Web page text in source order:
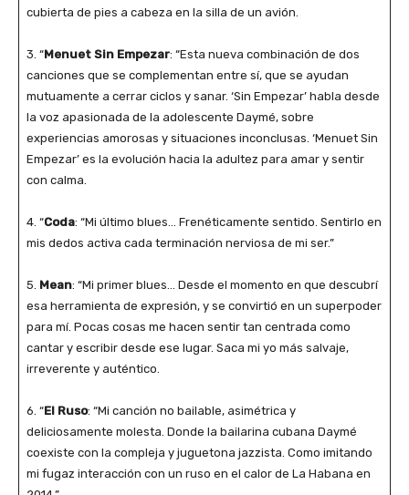
cubierta de pies a cabeza en la silla de un avión.
3. “Menuet Sin Empezar: “Esta nueva combinación de dos
canciones que se complementan entre sí, que se ayudan
mutuamente a cerrar ciclos y sanar. ‘Sin Empezar’ habla desde
la voz apasionada de la adolescente Daymé, sobre
experiencias amorosas y situaciones inconclusas. ‘Menuet Sin
Empezar’ es la evolución hacia la adultez para amar y sentir
con calma.
4. “Coda: “Mi último blues… Frenéticamente sentido. Sentirlo en
mis dedos activa cada terminación nerviosa de mi ser.”
5. Mean: “Mi primer blues… Desde el momento en que descubrí
esa herramienta de expresión, y se convirtió en un superpoder
para mí. Pocas cosas me hacen sentir tan centrada como
cantar y escribir desde ese lugar. Saca mi yo más salvaje,
irreverente y auténtico.
6. “El Ruso: “Mi canción no bailable, asimétrica y
deliciosamente molesta. Donde la bailarina cubana Daymé
coexiste con la compleja y juguetona jazzista. Como imitando
mi fugaz interacción con un ruso en el calor de La Habana en